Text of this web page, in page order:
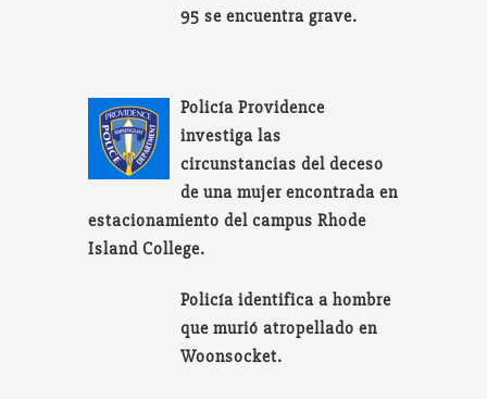
95 se encuentra grave.
Policía Providence
investiga las
circunstancias del deceso
de una mujer encontrada en
estacionamiento del campus Rhode
Island College.
Policía identifica a hombre
que murió atropellado en
Woonsocket.